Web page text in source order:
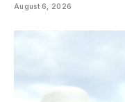
August 6, 2026